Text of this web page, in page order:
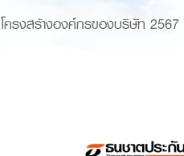
โครงสร้างองค์กรของบริษัท 2567